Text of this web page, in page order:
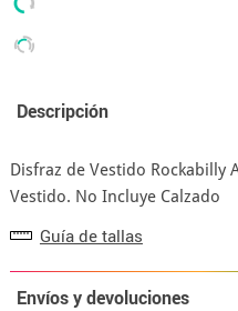
Descripción
Disfraz de Vestido Rockabilly
Vestido. No Incluye Calzado
Guía de tallas
Envíos y devoluciones